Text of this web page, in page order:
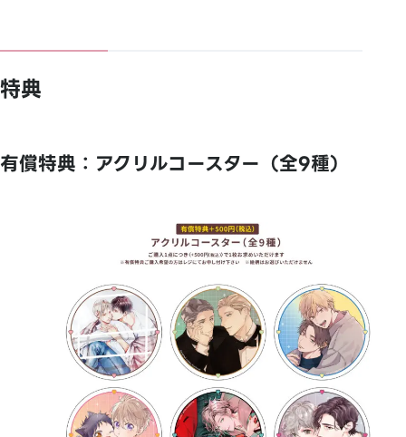
特典
有償特典：アクリルコースター（全9種）